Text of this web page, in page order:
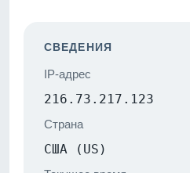
СВЕДЕНИЯ
IP-адрес
216.73.217.123
Страна
США (US)